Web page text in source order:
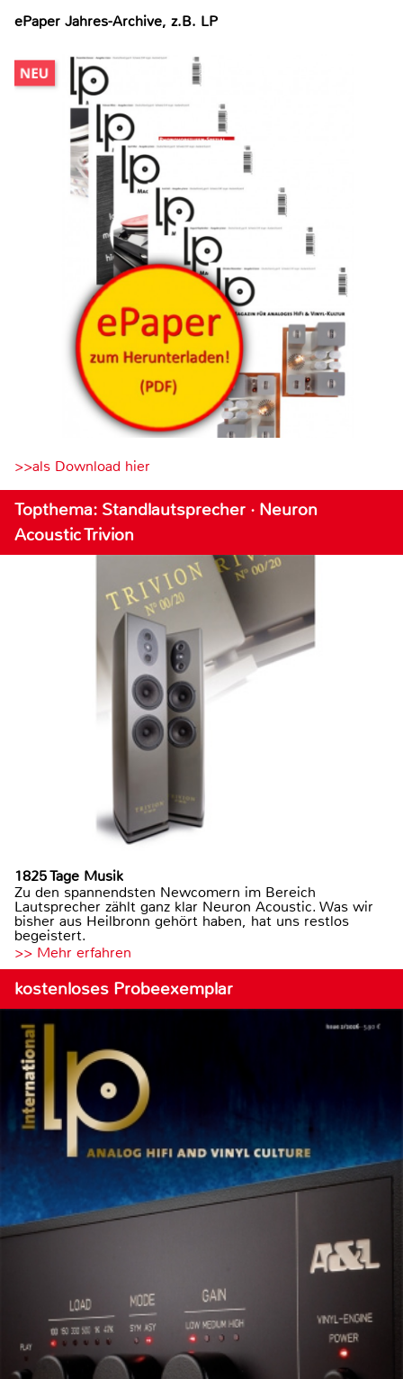
ePaper Jahres-Archive, z.B. LP
>>als Download hier
Topthema: Standlautsprecher · Neuron
Acoustic Trivion
1825 Tage Musik
Zu den spannendsten Newcomern im Bereich
Lautsprecher zählt ganz klar Neuron Acoustic. Was wir
bisher aus Heilbronn gehört haben, hat uns restlos
begeistert.
>> Mehr erfahren
kostenloses Probeexemplar